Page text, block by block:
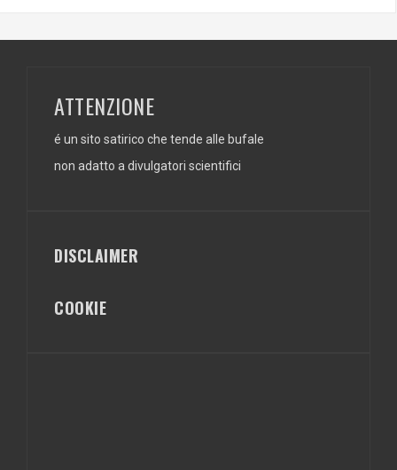
ATTENZIONE
é un sito satirico che tende alle bufale
non adatto a divulgatori scientifici
DISCLAIMER
COOKIE